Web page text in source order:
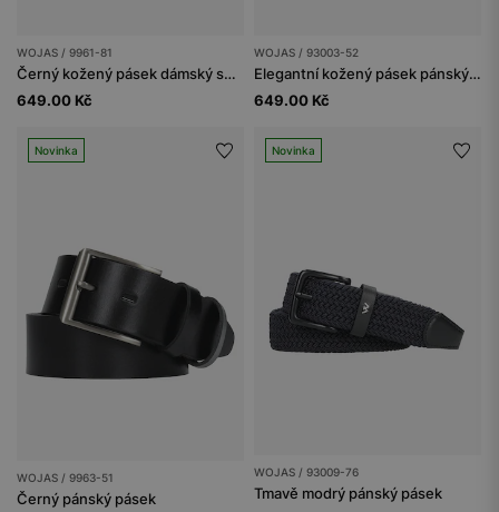
WOJAS / 9961-81
Černý kožený pásek dámský se zlatou přezkou
649.00 Kč
WOJAS / 93003-52
Elegantní kožený pásek pánský z hnědé kůže
649.00 Kč
Novinka
WOJAS / 9963-51
Černý pánský pásek
Novinka
WOJAS / 93009-76
Tmavě modrý pánský pásek